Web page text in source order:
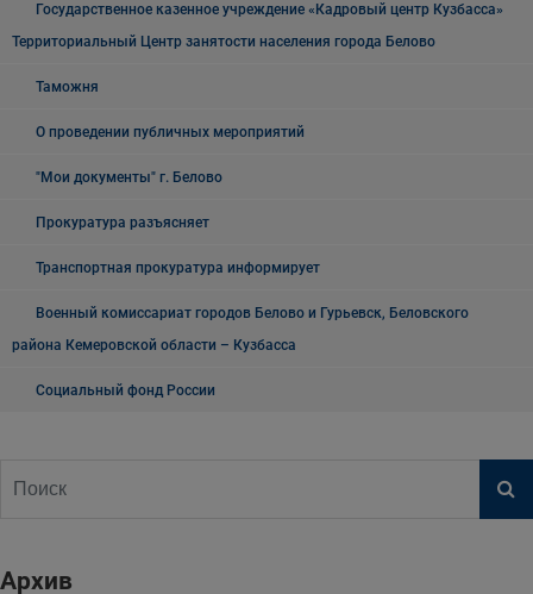
Государственное казенное учреждение «Кадровый центр Кузбасса»
Территориальный Центр занятости населения города Белово
Таможня
О проведении публичных мероприятий
"Мои документы" г. Белово
Прокуратура разъясняет
Транспортная прокуратура информирует
Военный комиссариат городов Белово и Гурьевск, Беловского
района Кемеровской области – Кузбасса
Социальный фонд России
Архив